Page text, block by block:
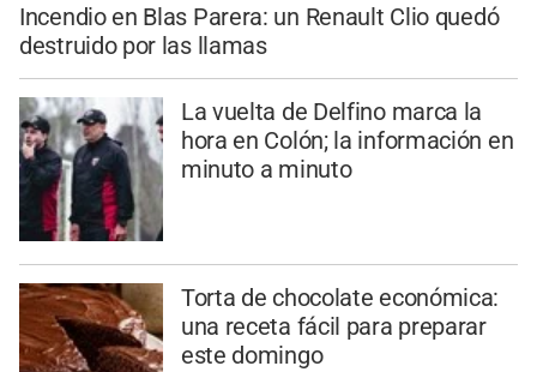
Incendio en Blas Parera: un Renault Clio quedó
destruido por las llamas
La vuelta de Delfino marca la
hora en Colón; la información en
minuto a minuto
Torta de chocolate económica:
una receta fácil para preparar
este domingo